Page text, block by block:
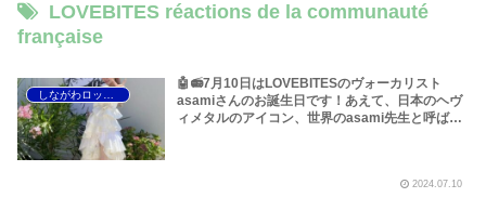
LOVEBITES réactions de la communauté
française
🤖📻7月10日はLOVEBITESのヴォーカリスト
asamiさんのお誕生日です！あえて、日本のヘヴ
ィメタルのアイコン、世界のasami先生と呼ばせ
2024.07.10